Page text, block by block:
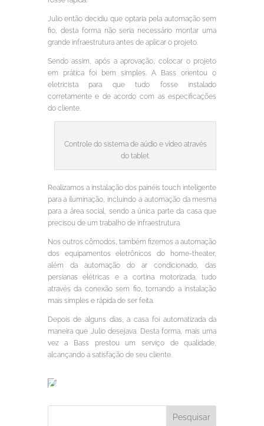
Julio então decidiu que optaria pela automação sem
fio, desta forma não seria necessário montar uma
grande infraestrutura antes de aplicar o projeto.
Sendo assim, após a aprovação, colocar o projeto
em prática foi bem simples. A Bass orientou o
eletricista para que tudo fosse instalado
corretamente e de acordo com as especificações
do cliente.
Controle do sistema de aúdio e vídeo através
do tablet.
Realizamos a instalação dos painéis touch inteligente
para a iluminação, incluindo a automação da mesma
para a área social, sendo a única parte da casa que
precisou de um trabalho de infraestrutura.
Nos outros cômodos, também fizemos a automação
dos equipamentos eletrônicos do home-theater,
além da automação do ar condicionado, das
persianas elétricas e a cortina motorizada, tudo
através da conexão sem fio, tornando a instalação
mais simples e rápida de ser feita.
Depois de alguns dias, a casa foi automatizada da
maneira que Julio desejava. Desta forma, mais uma
vez a Bass prestou um serviço de qualidade,
alcançando a satisfação de seu cliente.